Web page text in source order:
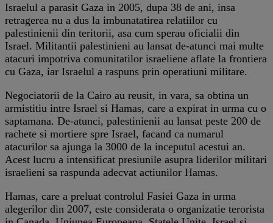
Israelul a parasit Gaza in 2005, dupa 38 de ani, insa
retragerea nu a dus la imbunatatirea relatiilor cu
palestinienii din teritorii, asa cum sperau oficialii din
Israel. Militantii palestinieni au lansat de-atunci mai multe
atacuri impotriva comunitatilor israeliene aflate la frontiera
cu Gaza, iar Israelul a raspuns prin operatiuni militare.
Negociatorii de la Cairo au reusit, in vara, sa obtina un
armistitiu intre Israel si Hamas, care a expirat in urma cu o
saptamana. De-atunci, palestinienii au lansat peste 200 de
rachete si mortiere spre Israel, facand ca numarul
atacurilor sa ajunga la 3000 de la inceputul acestui an.
Acest lucru a intensificat presiunile asupra liderilor militari
israelieni sa raspunda adecvat actiunilor Hamas.
Hamas, care a preluat controlul Fasiei Gaza in urma
alegerilor din 2007, este considerata o organizatie terorista